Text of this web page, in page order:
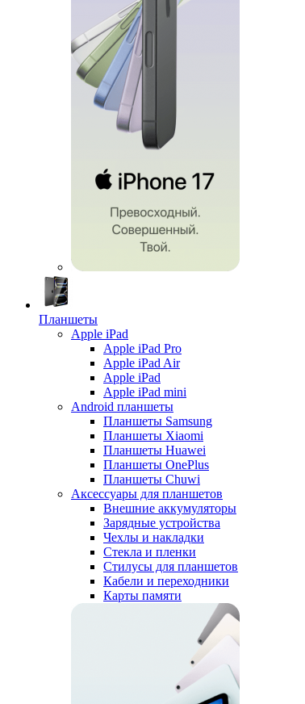
Планшеты
Apple iPad
Apple iPad Pro
Apple iPad Air
Apple iPad
Apple iPad mini
Android планшеты
Планшеты Samsung
Планшеты Xiaomi
Планшеты Huawei
Планшеты OnePlus
Планшеты Chuwi
Аксессуары для планшетов
Внешние аккумуляторы
Зарядные устройства
Чехлы и накладки
Стекла и пленки
Стилусы для планшетов
Кабели и переходники
Карты памяти